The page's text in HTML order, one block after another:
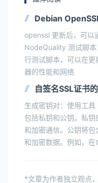
Debian
openssl 更新后，可以
NodeQuality 测试脚
行测试脚本，可以在
器的性能和网络
自签名SSL证书
生成密钥对：使用工具
包括私钥和公钥。私
和加密通信。公钥将包
和加密数据。例如，
*文章为作者独立观点